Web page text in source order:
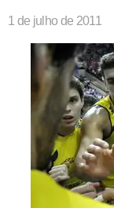
1 de julho de 2011